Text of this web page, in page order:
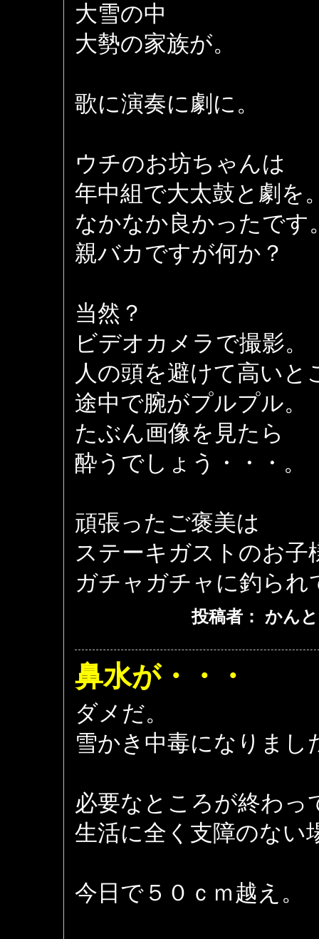
大雪の中
大勢の家族が。
歌に演奏に劇に。
ウチのお坊ちゃんは
年中組で大太鼓と劇を
なかなか良かったです
親バカですが何か？
当然？
ビデオカメラで撮影。
人の頭を避けて高い
途中で腕がプルプル。
たぶん画像を見たら
酔うでしょう・・・。
頑張ったご褒美は
ステーキガストのお子
ガチャガチャに釣られ
投稿者： かん
鼻水が・・・
ダメだ。
雪かき中毒になりまし
必要なところが終わっ
生活に全く支障のない
今日で５０ｃｍ越え。